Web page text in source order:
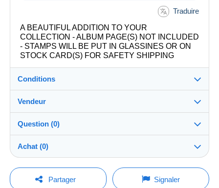
Traduire
A BEAUTIFUL ADDITION TO YOUR
COLLECTION - ALBUM PAGE(S) NOT INCLUDED
- STAMPS WILL BE PUT IN GLASSINES OR ON
STOCK CARD(S) FOR SAFETY SHIPPING
Conditions
Envoi après paiement dans les 3 jours
Vendeur
collectorsparadise100%(133x)
Boutique
Question (0)
Pour poser une question, vous devez ouvrir
Achat (0)
Dernière actualisation : 02:06:46
Partager Signaler